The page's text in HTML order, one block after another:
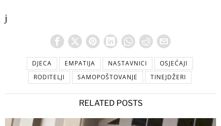
j
DJECA EMPATIJA NASTAVNICI
OSJEĆAJI
RODITELJI
SAMOPOŠTOVANJE TINEJDŽERI
RELATED POSTS